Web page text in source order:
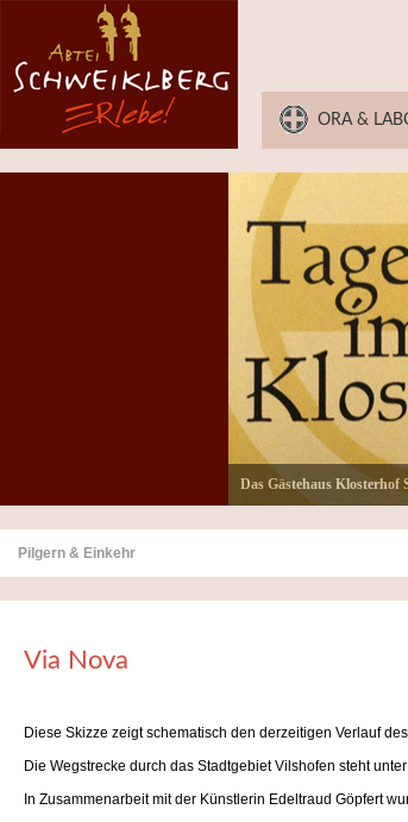
ORA &
Das Gästehaus
Pilgern & Einkehr
Via Nova
Diese Skizze zeigt schematisch den derzeitigen Verlauf
Die Wegstrecke durch das Stadtgebiet Vilshofen steht
In Zusammenarbeit mit der Künstlerin Edeltraud Göpfert